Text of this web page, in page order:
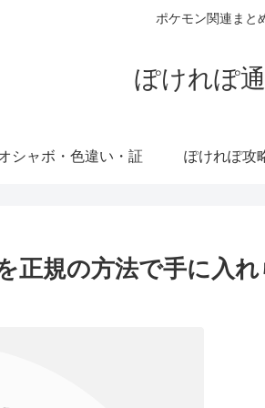
ポケモン関連まと
ぽけれぽ
シャボ・色違い・証 ぽけれぽ攻
正規の方法で手に入